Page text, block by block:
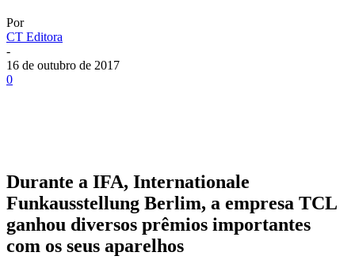
Por
CT Editora
-
16 de outubro de 2017
0
Durante a IFA, Internationale
Funkausstellung Berlim, a empresa TCL
ganhou diversos prêmios importantes
com os seus aparelhos